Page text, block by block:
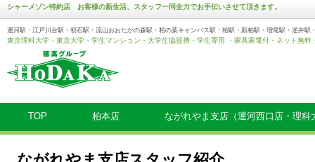
シャーメゾン特約店 お客様の新生活、スタッフ一同全力でお手伝いさせて頂きます。
運河駅・江戸川台駅・初石駅・流山おおたかの森駅・柏の葉キャンパス駅・柏駅・新柏駅・増尾駅・逆井
東京理科大学・東京大学・学生マンション・大学生協提携・学生専用 ・家具家電付・ネット無料
TOP 柏本店 ながれやま支店（運河西口店・理科